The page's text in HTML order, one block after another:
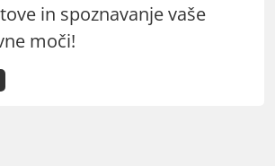
in spoznavanje vaše
moči!